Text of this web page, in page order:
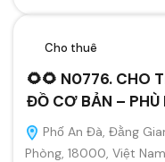
Cho thuê
🌻🌻 N0776. CHO
ĐỒ CƠ BẢN – PHÙ
Phố An Đà, Đằng
Phòng, 18000, Việt Nam